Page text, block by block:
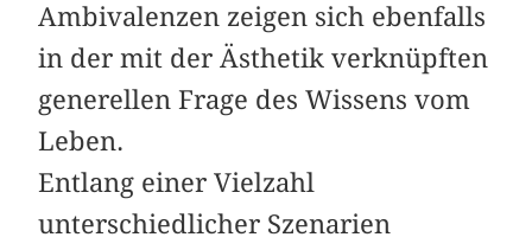
Ambivalenzen zeigen sich ebenfalls
in der mit der Ästhetik verknüpften
generellen Frage des Wissens vom
Leben.
Entlang einer Vielzahl
unterschiedlicher Szenarien